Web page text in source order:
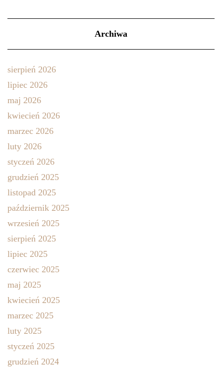
Archiwa
sierpień 2026
lipiec 2026
maj 2026
kwiecień 2026
marzec 2026
luty 2026
styczeń 2026
grudzień 2025
listopad 2025
październik 2025
wrzesień 2025
sierpień 2025
lipiec 2025
czerwiec 2025
maj 2025
kwiecień 2025
marzec 2025
luty 2025
styczeń 2025
grudzień 2024